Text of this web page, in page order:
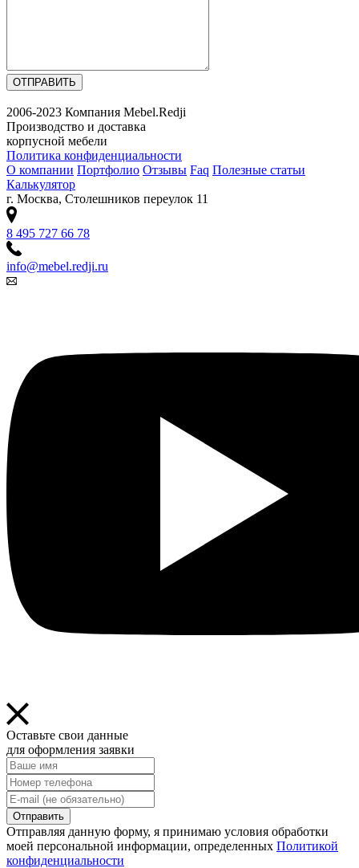
ОТПРАВИТЬ
2006-2023 Компания Mebel.Redji
Производство и доставка
корпусной мебели
Политика конфиденциальности
О компании Портфолио Отзывы Faq Полезные статьи
Калькулятор
г. Москва, Столешников переулок 11
8 495 727 66 78
info@mebel.redji.ru
Оставьте свои данные
для оформления заявки
Отправить
Отправляя данную форму, я принимаю условия обработки
моей персональной информации, определенных Политикой
конфиденциальности